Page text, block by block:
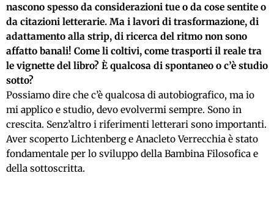
nascono spesso da considerazioni tue o da cose sentite o
da citazioni letterarie. Ma i lavori di trasformazione, di
adattamento alla strip, di ricerca del ritmo non sono
affatto banali! Come li coltivi, come trasporti il reale tra
le vignette del libro? È qualcosa di spontaneo o c’è studio
sotto?
Possiamo dire che c’è qualcosa di autobiografico, ma io
mi applico e studio, devo evolvermi sempre. Sono in
crescita. Senz’altro i riferimenti letterari sono importanti.
Aver scoperto Lichtenberg e Anacleto Verrecchia è stato
fondamentale per lo sviluppo della Bambina Filosofica e
della sottoscritta.